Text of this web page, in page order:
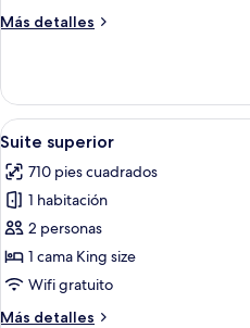
2
Más detalles
Más
Deluxe
con
2
individuales
Abrir
todas
las
fotos
de
Suite
superior
5
Suite superior
710 pies cuadrados
1 habitación
2 personas
1 cama King size
Wifi gratuito
Más detalles
Más